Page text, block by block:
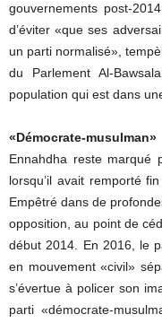
gouvernements post-
d’éviter «que ses
un parti normalisé»,
du Parlement Al-
population qui est dans
«Démocrate-musulman»
Ennahdha reste marqué
lorsqu’il avait remporté
Empêtré dans de
opposition, au point de
début 2014. En 2016, le
en mouvement «civil»
s’évertue à policer son
parti «démocrate-